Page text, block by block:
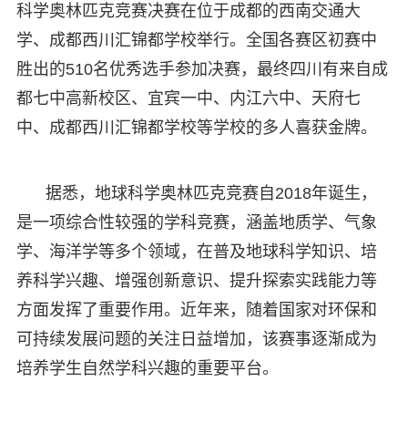
科学奥林匹克竞赛决赛在位于成都的西南交通大
学、成都西川汇锦都学校举行。全国各赛区初赛中
胜出的510名优秀选手参加决赛，最终四川有来自成
都七中高新校区、宜宾一中、内江六中、天府七
中、成都西川汇锦都学校等学校的多人喜获金牌。
据悉，地球科学奥林匹克竞赛自2018年诞生，
是一项综合性较强的学科竞赛，涵盖地质学、气象
学、海洋学等多个领域，在普及地球科学知识、培
养科学兴趣、增强创新意识、提升探索实践能力等
方面发挥了重要作用。近年来，随着国家对环保和
可持续发展问题的关注日益增加，该赛事逐渐成为
培养学生自然学科兴趣的重要平台。